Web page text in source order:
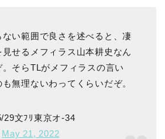
い範囲で良さを述べると、凄
見せるメフィラス山本耕史なん
そらTLがメフィラスの言い
無理ないわってくらいだぞ。
文ﾌﾘ東京オ-34
May 21, 2022